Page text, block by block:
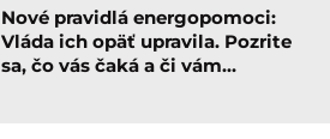
Nové pravidlá energopomoci:
Vláda ich opäť upravila. Pozrite
sa, čo vás čaká a či vám…